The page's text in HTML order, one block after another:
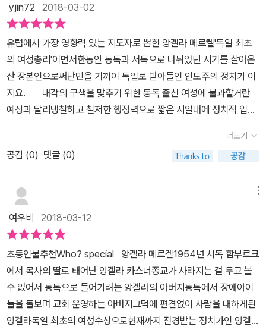
사라지는 것을 보고만 있을수 없었던 목회자인 아버지 카스너와 함께
동독으로 이주하게 됩니다. 공산주의 사회로 종교를 인정하지 않는
동독에서의 카스너의 사역은 늘 어려움에 부딪히고 장애아들이 다니
던 학교가 폐교되자 장애아들을 교회가 돌보게 되면서 카스너의 교회
는 장애아들로 가득차게 되지요. 카스너는 설교를 하고, 장애들이 스
스로 자립할 수 있도록 다양한 수업을 시작하고, 수업이 끝난 장애아
들은 부모님들이 데려러 오기 전까지 교회에서 놀면서 앙겔라는 그런
아이들 사이에서 자연스럽게 어울리게 됩니다. 장애인들과 자연스럽
게 어울리는 분위기에서 자란 앙겔라는 사람에 대한 편견과 차별의
따르고 목회일에 매진하느라 집에 들어오는 일이 점점 줄어든 카스너
는 앙겔라에게 점점 엄격해집니다. 아버지의 정을 그리워하는 앙겔라
에게 어머니는 대화를 자주 나누며 안정을 찾도록 도와주고 점차 앙
겔라는 부모님께 의지하지 않고 혼자서 무엇이든 척척 해내는 독립적
인 성향을 띠게 되지요. ​ 동독과 서독 국경을 넘는 일은 어려웠지만 편
지 교류는 할 수 있었기에 어머니는 앙겔라를 위해 서독에 있는 친정
에 편지를 보내며 교류를 했어요. 앙겔라는 외할머니가 보낸 서독식
옷을 자랑스럽게 입고 다니고 아버지의 정을 모르고 자란 대신 독립
yjin72 2018-03-02
유럽에서 가장 영향력 있는 지도자로 뽑힌 앙겔라 메르켈'독일 최초
의 여성총리'이면서한동안 동독과 서독으로 나뉘었던 시기를 살아온
산 장본인으로써난민을 기꺼이 독일로 받아들인 인도주의 정치가 이
지요. 내각의 구색을 맞추기 위한 동독 출신 여성에 불과할거란
예상과 달리냉철하고 철저한 행정력으로 짧은 시일내에 정치적 입지
질 정치와 외교를 표방하는 그녀의 신념을 한 번에 보여주는 듯합니
다.물론 평화의 상징인 비둘기또한난민이나 위안부 문제를 조속히 해
결하길 바라는 그녀의 평화주의적 이념을 나타내기도 한 것 같기도하
구요. 앙겔라의 아버지 카스너는 서독 목사였으나동독의 크리트
방해로 복음을 전하기 어려웠지만 장애인을 돌보는 아버지를 따라자
연스레 그들과 어울리게 되고 이것은 훗날 그녀의 차별없는 정치노선
의 밑거름이 됩니다. 친척들은 거의 서독에 있었기에 앙겔라는 서독
의 문화를 자연스럽게 맛보고주체적인 의식으로 공산주의를 비판하
며,자신이 옳다고 생각하는 일을 과감히 실행하는 행동을 합니
다. 특히 앙겔라는 러시아어를 완벽히 구사해 소련에 대한 애정을
가지고 있었지만,프라하의 봄 사태이후 이론과 실제가 다른 소련을
더보기
공감 (0) 댓글 (0)
여우비 2018-03-12
초등인물추천Who? special 앙겔라 메르겔1954년 서독 함부르크
에서 목사의 딸로 태어난 앙겔라 카스너종교가 사라지는 걸 두고 볼
수 없어서 동독으로 들어가려는 앙겔라의 아버지동독에서 장애아이
들을 돌보며 교회 운영하는 아버지그덕에 편견없이 사람을 대하게된
앙겔라독일 최초의 여성수상으로현재까지 전경받는 정치가인 앙겔라